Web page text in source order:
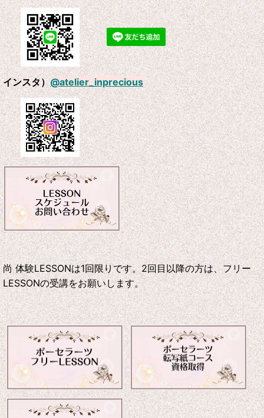
インスタ）@atelier_inprecious
尚 体験LESSONは1回限りです。2回目以降の方は、フリー
LESSONの受講をお願いします。